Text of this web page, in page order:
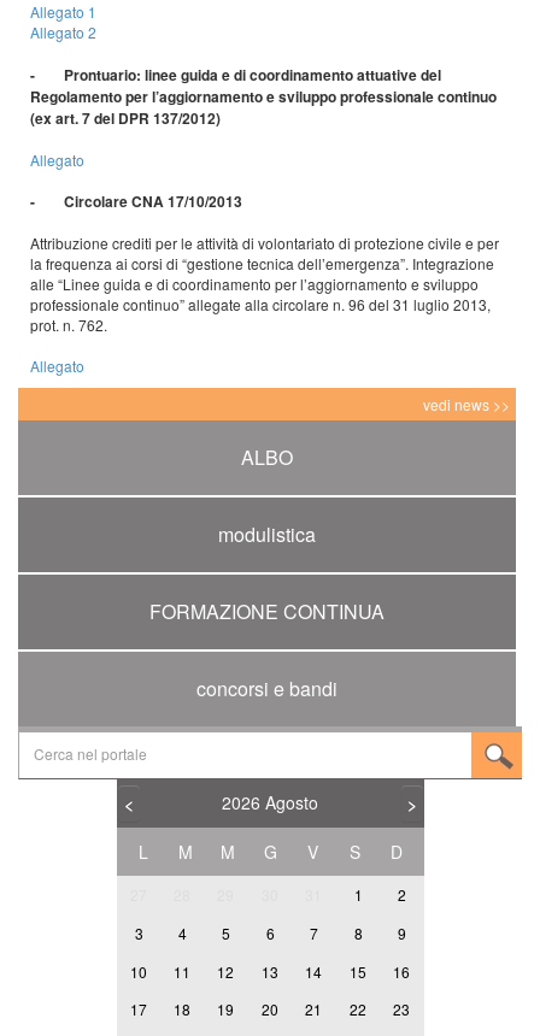
Allegato 1
Allegato 2
- Prontuario: linee guida e di coordinamento attuative del
Regolamento per l’aggiornamento e sviluppo professionale continuo
(ex art. 7 del DPR 137/2012)
Allegato
- Circolare CNA 17/10/2013
Attribuzione crediti per le attività di volontariato di protezione civile e per
la frequenza ai corsi di “gestione tecnica dell’emergenza”. Integrazione
alle “Linee guida e di coordinamento per l’aggiornamento e sviluppo
professionale continuo” allegate alla circolare n. 96 del 31 luglio 2013,
prot. n. 762.
Allegato
vedi news >>
ALBO
modulistica
FORMAZIONE CONTINUA
concorsi e bandi
< 2026 Agosto
>
L
M M G V S D
1
2
3
4 5 6 7 8
9
10
11 12 13 14 15
16
17
18 19 20 21 22
23